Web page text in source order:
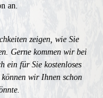
den Ton an.
zeigen, wie Sie
Gerne kommen wir bei
ein für Sie kostenloses
wir Ihnen schon